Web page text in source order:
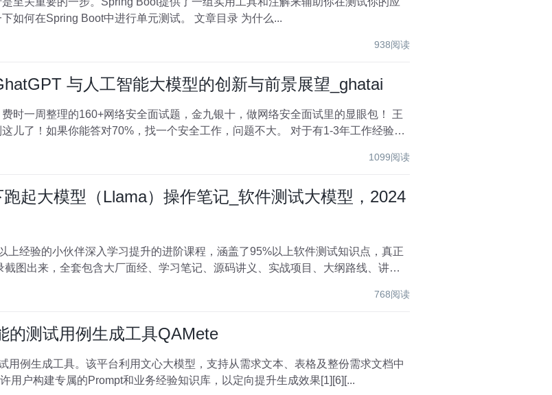
用时，使得这个过程变得简单。下面就来分享一下如何在Spring Boot中进行单元测试。 文章目录 为什么...
938阅读
与人工智能大模型的创新与前景展望_ghatai
一周整理的160+网络安全面试题，金九银十，做网络安全面试里的显眼包！ 王
你能答对70%，找一个安全工作，问题不大。 对于有1-3年工作经验，
1099阅读
起大模型（Llama）操作笔记_软件测试大模型，2024
上经验的小伙伴深入学习提升的进阶课程，涵盖了95%以上软件测试知识点，真正
768阅读
的测试用例生成工具QAMete
用例生成工具。该平台利用文心大模型，支持从需求文本、表格及整份需求文档中
用户构建专属的Prompt和业务经验知识库，以定向提升生成效果[1][6][...